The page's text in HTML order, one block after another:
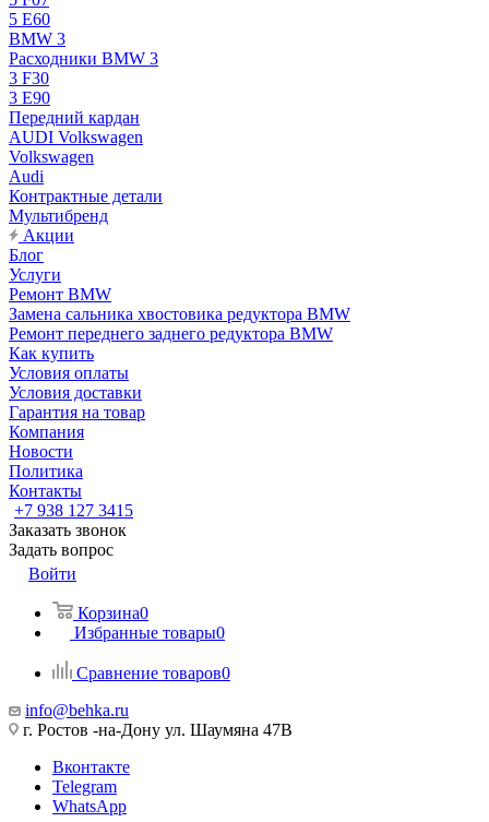
5 E60
BMW 3
Расходники BMW 3
3 F30
3 E90
Передний кардан
AUDI Volkswagen
Volkswagen
Audi
Контрактные детали
Мультибренд
Акции
Блог
Услуги
Ремонт BMW
Замена сальника хвостовика редуктора BMW
Ремонт переднего заднего редуктора BMW
Как купить
Условия оплаты
Условия доставки
Гарантия на товар
Компания
Новости
Политика
Контакты
+7 938 127 3415
Заказать звонок
Задать вопрос
Войти
Корзина0
Избранные товары0
Сравнение товаров0
info@behka.ru
г. Ростов -на-Дону ул. Шаумяна 47В
Вконтакте
Telegram
WhatsApp